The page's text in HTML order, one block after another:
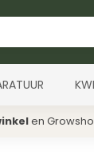
en